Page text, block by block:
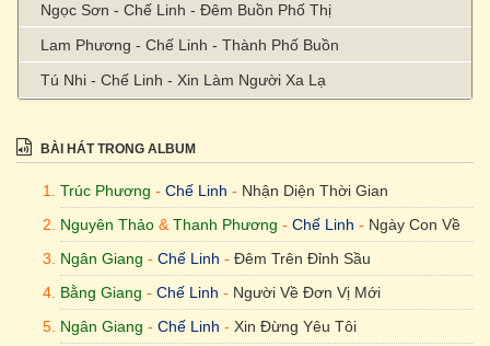
Ngọc Sơn - Chế Linh - Đêm Buồn Phố Thị
Lam Phương - Chế Linh - Thành Phố Buồn
Tú Nhi - Chế Linh - Xin Làm Người Xa Lạ
BÀI HÁT TRONG ALBUM
Trúc Phương - Chế Linh - Nhận Diện Thời Gian
Nguyên Thảo & Thanh Phương - Chế Linh - Ngày Con Về
Ngân Giang - Chế Linh - Đêm Trên Đỉnh Sầu
Bằng Giang - Chế Linh - Người Về Đơn Vị Mới
Ngân Giang - Chế Linh - Xin Đừng Yêu Tôi